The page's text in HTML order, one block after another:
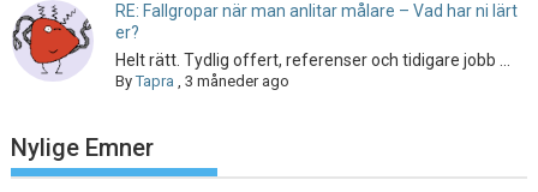
RE: Fallgropar när man anlitar målare – Vad har ni lärt
er?
Helt rätt. Tydlig offert, referenser och tidigare jobb ...
ByTapra , 3 måneder ago
Nylige Emner